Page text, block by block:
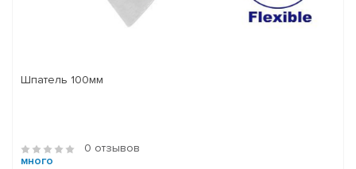
Шпатель 100мм
0 отзывов
много